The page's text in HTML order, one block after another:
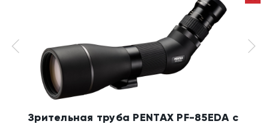
Зрительная труба PENTAX PF-85EDA с